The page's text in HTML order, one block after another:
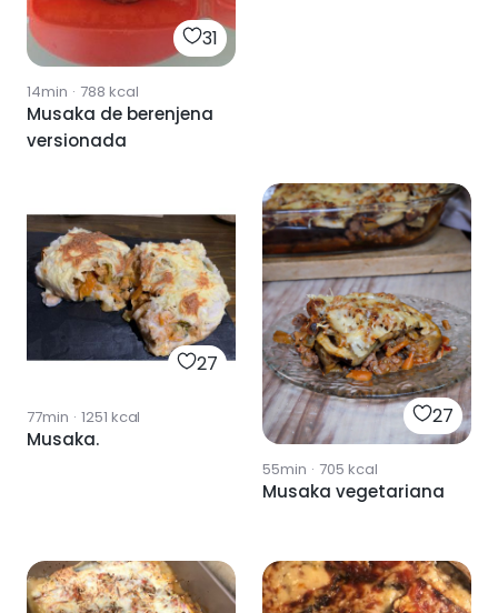
31
14min · 788 kcal
Musaka de berenjena
versionada
27
77min · 1251 kcal
Musaka.
27
55min · 705 kcal
Musaka vegetariana